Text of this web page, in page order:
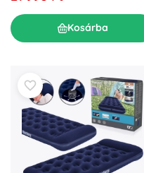
Kosárba